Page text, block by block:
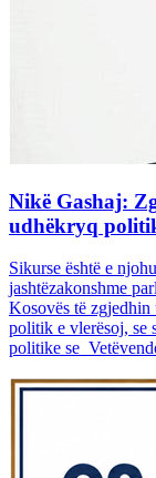
Nikë Gashaj:
udhëkryq
Sikurse është e
jashtëzakonshme
Kosovës të
politik e vlerësoj, se
politike se